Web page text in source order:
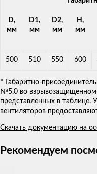
D,
мм
D1,
мм
D2,
мм
H,
мм
500 510 550 600
* Габаритно-
№5.0 во взрывозащищенном
представленных в таблице.
вентиляторов
Скачать документацию на
Рекомендуем